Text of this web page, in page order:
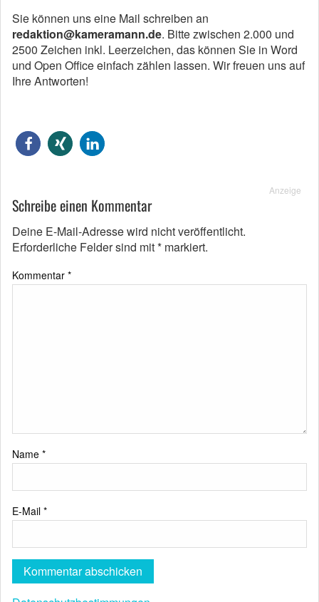
Sie können uns eine Mail schreiben an
redaktion@kameramann.de. Bitte zwischen 2.000 und
2500 Zeichen inkl. Leerzeichen, das können Sie in Word
und Open Office einfach zählen lassen. Wir freuen uns auf
Ihre Antworten!
Anzeige
Schreibe einen Kommentar
Deine E-Mail-Adresse wird nicht veröffentlicht.
Erforderliche Felder sind mit* markiert.
Kommentar *
Name *
E-Mail *